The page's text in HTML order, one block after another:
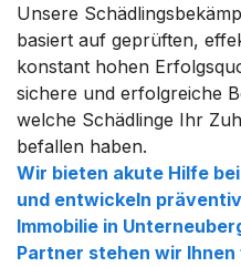
Unsere
basiert auf geprüften,
konstant hohen
sichere und erfolgreiche
welche Schädlinge Ihr
befallen haben.
Wir bieten akute Hilfe
und entwickeln
Immobilie in
Partner stehen wir